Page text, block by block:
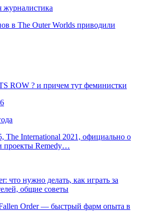
журналистика
в The Outer Worlds приводили
? и причем тут феминистки
The International 2021, официально о
проекты Remedy…
что нужно делать, как играть за
общие советы
Order — быстрый фарм опыта в